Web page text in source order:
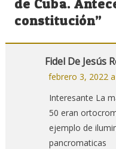
de Cuba.
constitución”
Fidel De Jesús
febrero 3, 2022
Interesante La
50 eran
ejemplo de
pancromaticas